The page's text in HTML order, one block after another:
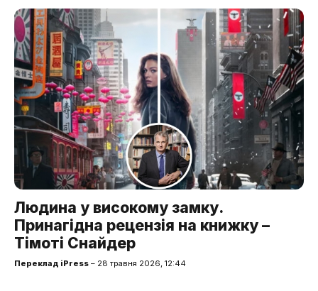
Людина у високому замку.
Принагідна рецензія на книжку –
Тімоті Снайдер
Переклад iPress – 28 травня 2026, 12:44